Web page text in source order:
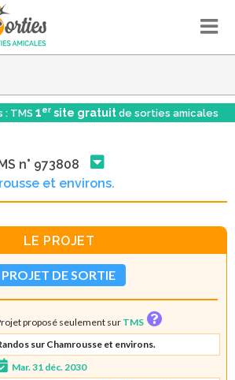
: TMS 1er site gratuit de sorties amicales
n° 973808
et environs.
LE PROJET
PROJET DE SORTIE
proposé seulement sur TMS
sur Chamrousse et environs.
Mar. 31 déc. 2030